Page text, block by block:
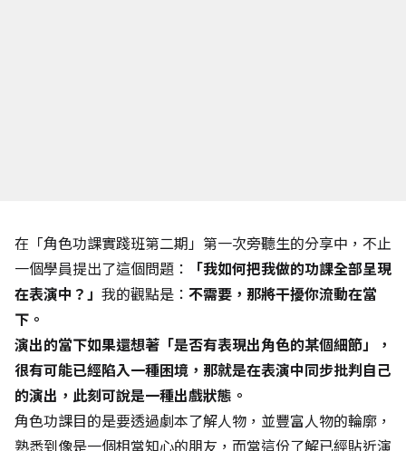
在「角色功課實踐班第二期」第一次旁聽生的分享中，不止
一個學員提出了這個問題：
「我如何把我做的功課全部呈現
在表演中？」 我的觀點是： 不需要，那將干擾你流動在當
下。
演出的當下如果還想著「是否有表現出角色的某個細節」，
很有可能已經陷入一種困境，那就是在表演中同步批判自己
的演出，此刻可說是一種出戲狀態。
角色功課目的是要透過劇本了解人物，並豐富人物的輪廓，
熟悉到像是一個相當知心的朋友，而當這份了解已經貼近演